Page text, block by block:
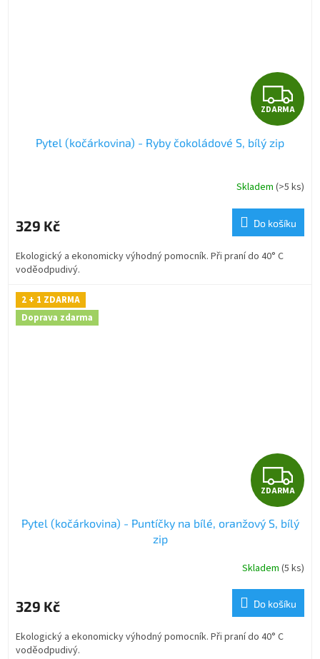
Z
D
R
M
A
ZDARMA
Pytel (kočárkovina) - Ryby čokoládové S, bílý zip
Skladem (>5 ks)
329 Kč Do košíku
Ekologický a ekonomicky výhodný pomocník. Při praní do 40° C
voděodpudivý.
2 + 1 ZDARMA
Doprava zdarma
Z
D
A
R
M
A
ZDARMA
Pytel (kočárkovina) - Puntíčky na bílé, oranžový S, bílý
zip
Skladem (5 ks)
329 Kč Do košíku
Ekologický a ekonomicky výhodný pomocník. Při praní do 40° C
voděodpudivý.